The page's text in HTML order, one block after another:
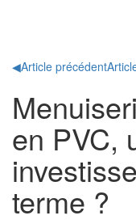
◀Article précédent
en PVC,
terme ?